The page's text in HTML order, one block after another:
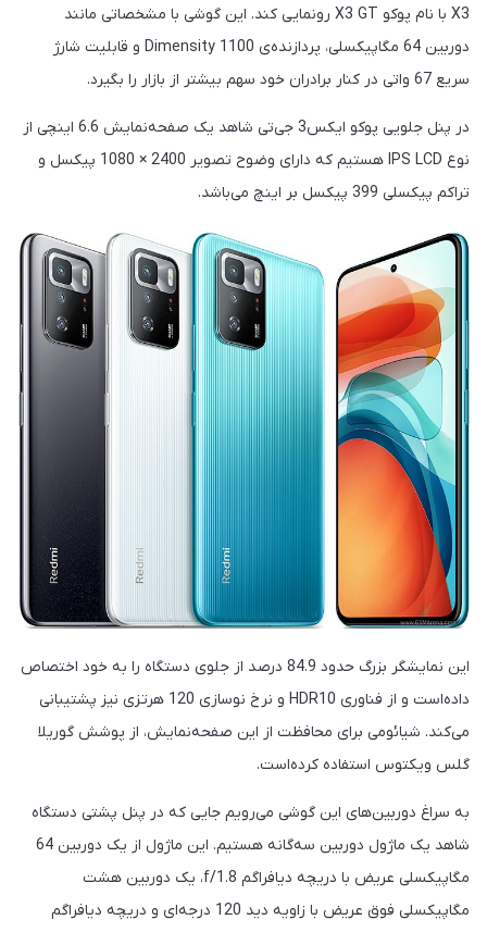
X3 با نام پوکو X3 GT رونمایی کند. این گوشی با مشخصاتی مانند
دوربین 64 مگاپیکسلی، پردازنده‌ی Dimensity 1100 و قابلیت شارژ
سریع 67 واتی در کنار برادران خود سهم بیشتر از بازار را بگیرد.
در پنل جلویی پوکو ایکس3 جی‌تی شاهد یک صفحه‌نمایش 6.6 اینچی از
نوع IPS LCD هستیم که دارای وضوح تصویر 2400 × 1080 پیکسل و
تراکم پیکسلی 399 پیکسل بر اینچ می‌باشد.
این نمایشگر بزرگ حدود 84.9 درصد از جلوی دستگاه را به خود اختصاص
داده‌است و از فناوری HDR10 و نرخ نوسازی 120 هرتزی نیز پشتیبانی
می‌کند. شیائومی برای محافظت از این صفحه‌نمایش، از پوشش گوریلا
گلس ویکتوس استفاده کرده‌است.
به سراغ دوربین‌های این گوشی می‌رویم جایی که در پنل پشتی دستگاه
شاهد یک ماژول دوربین سه‌گانه هستیم. این ماژول از یک دوربین 64
مگاپیکسلی عریض با دریچه دیافراگم f/1.8، یک دوربین هشت
مگاپیکسلی فوق عریض با زاویه دید 120 درجه‌ای و دریچه دیافراگم